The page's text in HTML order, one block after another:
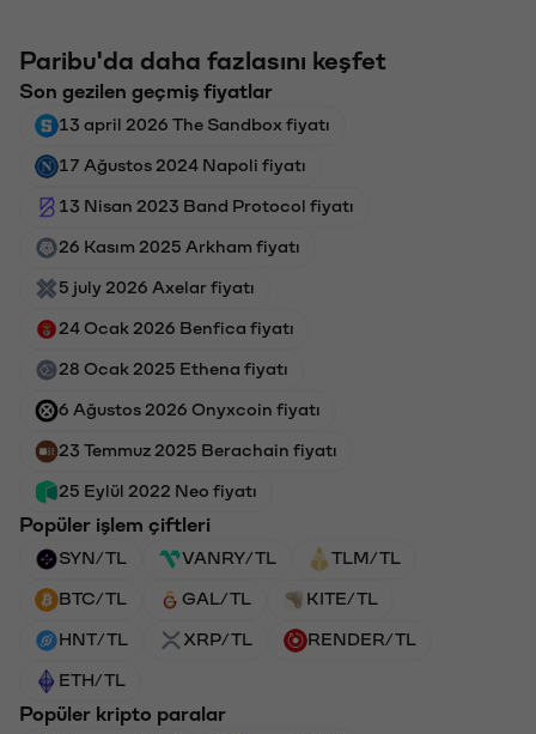
Paribu'da daha fazlasını keşfet
Son gezilen geçmiş fiyatlar
13 april 2026 The Sandbox fiyatı
17 Ağustos 2024 Napoli fiyatı
13 Nisan 2023 Band Protocol fiyatı
26 Kasım 2025 Arkham fiyatı
5 july 2026 Axelar fiyatı
24 Ocak 2026 Benfica fiyatı
28 Ocak 2025 Ethena fiyatı
6 Ağustos 2026 Onyxcoin fiyatı
23 Temmuz 2025 Berachain fiyatı
25 Eylül 2022 Neo fiyatı
Popüler işlem çiftleri
SYN/TL VANRY/TL TLM/TL
BTC/TL GAL/TL KITE/TL
HNT/TL XRP/TL RENDER/TL
ETH/TL
Popüler kripto paralar